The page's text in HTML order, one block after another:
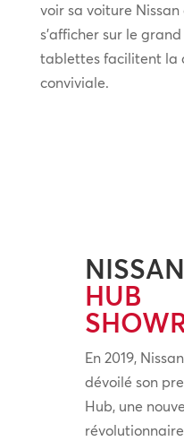
voir sa voiture
s’afficher sur le
tablettes facilitent la
conviviale.
NISSAN
HUB
En 2019,
dévoilé son
Hub, une